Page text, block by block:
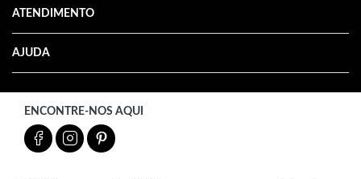
ATENDIMENTO
AJUDA
ENCONTRE-NOS AQUI